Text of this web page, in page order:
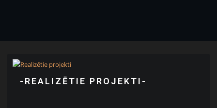
-REALIZĒTIE PROJEKTI-